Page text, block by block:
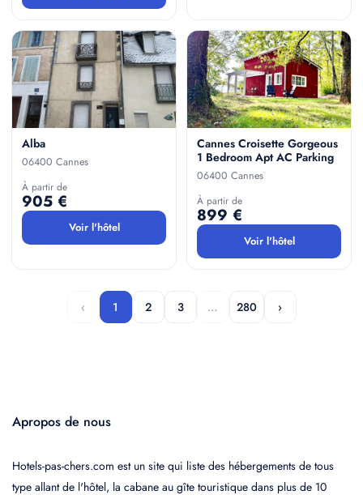
Alba
06400 Cannes
À partir de
905 €
Voir l'hôtel
Cannes Croisette Gorgeous
1 Bedroom Apt AC Parking
06400 Cannes
À partir de
899 €
Voir l'hôtel
‹ 1 2 3 … 280 ›
Apropos de nous
Hotels-pas-chers.com est un site qui liste des hébergements de tous
type allant de l'hôtel, la cabane au gîte touristique dans plus de 10